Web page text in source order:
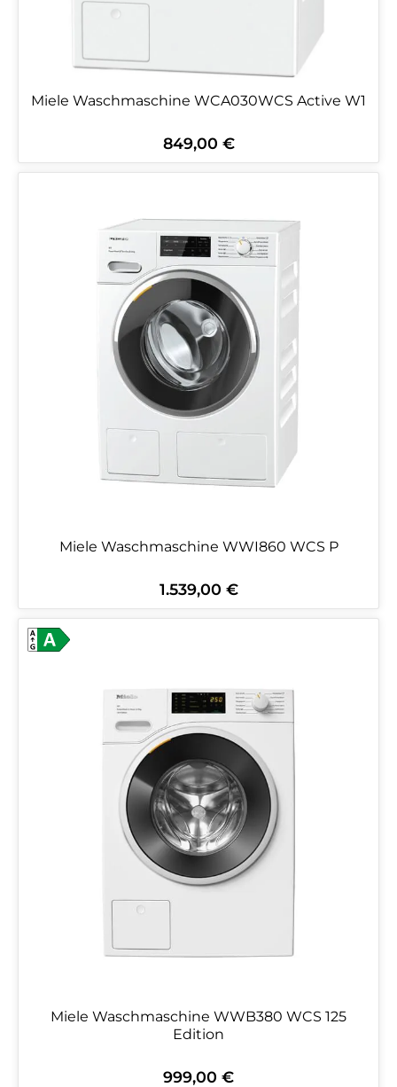
Miele Waschmaschine WCA030WCS Active W1
Regulärer Preis:
849,00 €
Miele Waschmaschine WWI860 WCS P
Regulärer Preis:
1.539,00 €
Miele Waschmaschine WWB380 WCS 125
Edition
Regulärer Preis:
999,00 €